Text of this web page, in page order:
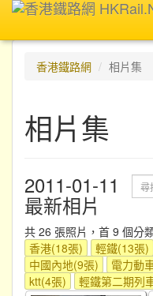
香港鐵路網
相片集
相片集
2011-01-11
最新相片
共 26 張照片，首 9 個分
香港(18張)
輕鐵(13張)
中國內地(9張)
電力動
ktt(4張)
輕鐵第二期列